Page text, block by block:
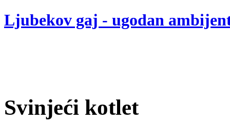
Ljubekov gaj - ugodan
Svinjeći kotlet